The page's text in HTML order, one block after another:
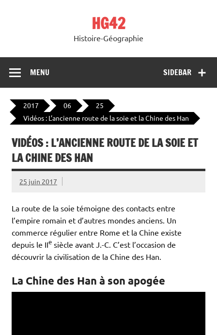
HG42
Histoire-Géographie
SIDEBAR
MENU
2017 06
25
Vidéos : L’ancienne route de la soie et la Chine des Han
VIDÉOS : L’ANCIENNE ROUTE DE LA SOIE ET
LA CHINE DES HAN
25 juin 2017
La route de la soie témoigne des contacts entre
l’empire romain et d’autres mondes anciens. Un
commerce régulier entre Rome et la Chine existe
depuis le IIe siècle avant J.-C. C’est l’occasion de
découvrir la civilisation de la Chine des Han.
La Chine des Han à son apogée